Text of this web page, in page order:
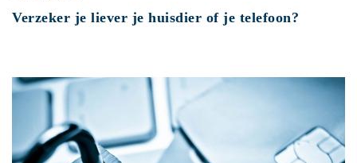
Verzeker je liever je huisdier of je telefoon?